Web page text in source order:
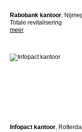
Rabobank kantoor,
Totale revitalisering
meer
Infopact kantoor,